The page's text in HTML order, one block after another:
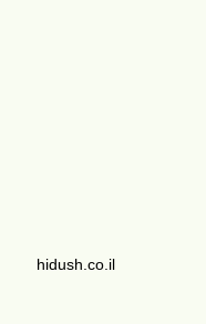
hidush.co.il